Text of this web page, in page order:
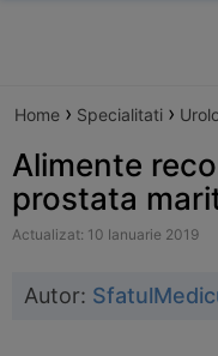
Home › Specialitati ›
Alimente
prostata
Actualizat: 10 Ianuarie 2019
Autor: